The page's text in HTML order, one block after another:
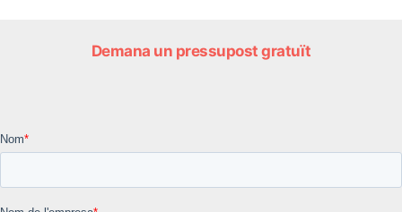
Demana un pressupost gratuït